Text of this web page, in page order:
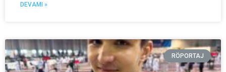
DEVAMI »
RÖPORTAJ